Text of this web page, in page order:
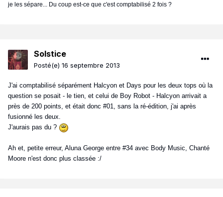
je les sépare... Du coup est-ce que c'est comptabilisé 2 fois ?
Solstice
Posté(e) 16 septembre 2013
J'ai comptabilisé séparément Halcyon et Days pour les deux tops où la
question se posait - le tien, et celui de Boy Robot - Halcyon arrivait a
près de 200 points, et était donc #01, sans la ré-édition, j'ai après
fusionné les deux.
J'aurais pas du ?
Ah et, petite erreur, Aluna George entre #34 avec Body Music, Chanté
Moore n'est donc plus classée :/